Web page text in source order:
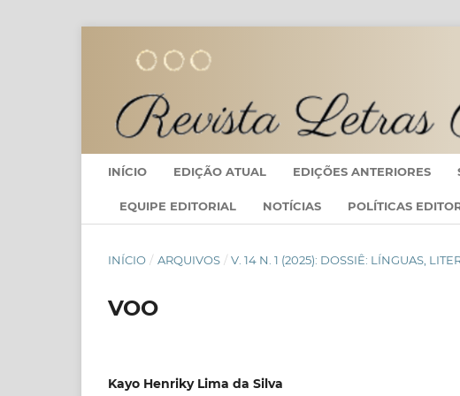
INÍCIO EDIÇÃO ATUAL EDIÇÕES ANTERIORES
EQUIPE EDITORIAL NOTÍCIAS POLÍTICAS
INÍCIO / ARQUIVOS / V. 14 N. 1 (2025): DOSSIÊ: LÍNGUAS,
VOO
Kayo Henriky Lima da Silva